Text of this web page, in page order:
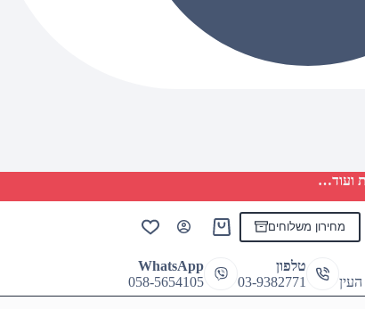
ועוד…
מחירון משלוחים
Shopping
טלפון
03-9382771
WhatsApp
058-5654105